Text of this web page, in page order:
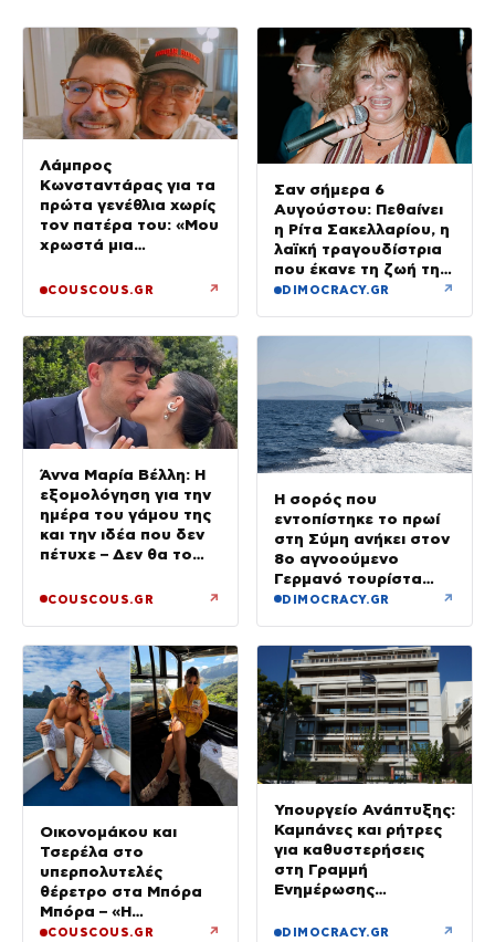
Λάμπρος
Κωνσταντάρας για τα
πρώτα γενέθλια χωρίς
τον πατέρα του: «Μου
χρωστά μια
COUSCOUS.GR ↗
Σαν σήμερα 6
Αυγούστου: Πεθαίνει
η Ρίτα Σακελλαρίου, η
λαϊκή τραγουδίστρια
που έκανε τη ζωή της
τραγούδι
DIMOCRACY.GR ↗
Άννα Μαρία Βέλλη: Η
εξομολόγηση για την
ημέρα του γάμου της
και την ιδέα που δεν
πέτυχε – Δεν θα το
COUSCOUS.GR ↗
Η σορός που
εντοπίστηκε το πρωί
στη Σύμη ανήκει στον
8ο αγνοούμενο
Γερμανό τουρίστα
που επέβαινε σε
DIMOCRACY.GR ↗
Οικονομάκου και
Τσερέλα στο
υπερπολυτελές
θέρετρο στα Μπόρα
Μπόρα – «Η
μεγαλύτερη
COUSCOUS.GR ↗
Υπουργείο Ανάπτυξης:
Καμπάνες και ρήτρες
για καθυστερήσεις
στη Γραμμή
Ενημέρωσης
DIMOCRACY.GR ↗